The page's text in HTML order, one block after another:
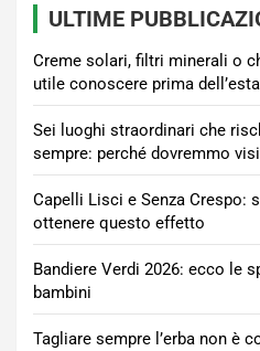
ULTIME
Creme solari, filtri minerali o
utile conoscere prima
Sei luoghi straordinari che
sempre: perché dovremmo
Capelli Lisci e Senza Crespo:
ottenere questo effetto
Bandiere Verdi 2026: ecco le
bambini
Tagliare sempre l’erba non è